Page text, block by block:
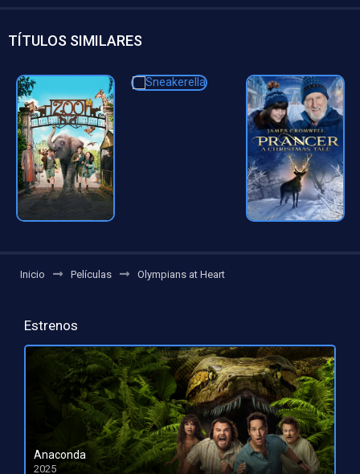
TÍTULOS SIMILARES
Inicio Películas Olympians at Heart
Estrenos
Anaconda
2025